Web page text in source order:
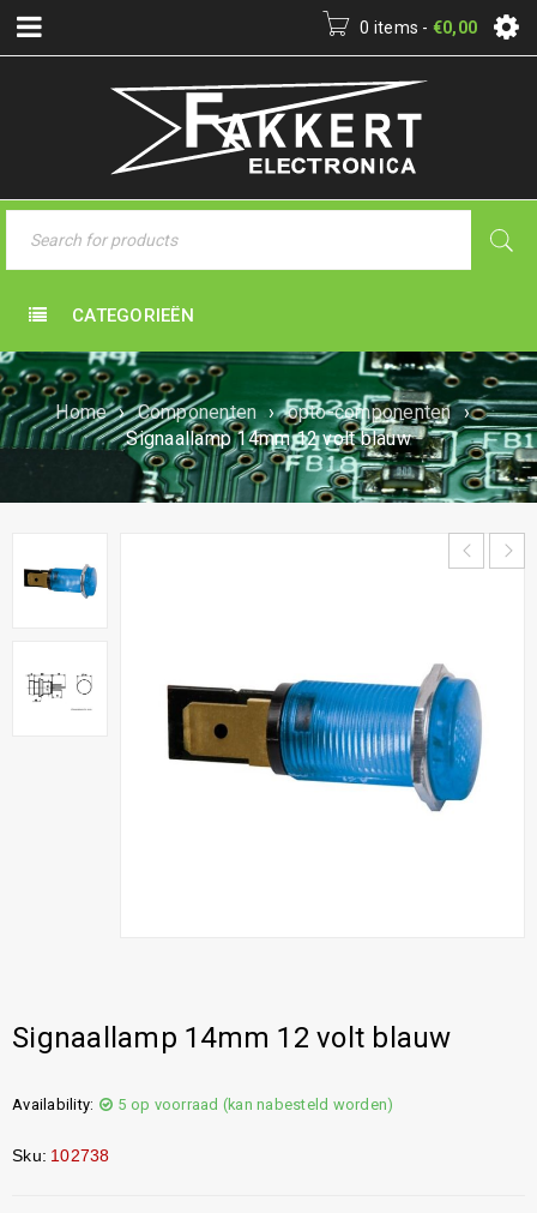
0 items - €0,00
CATEGORIEËN
Home › Componenten › opto-componenten ›
Signaallamp 14mm 12 volt blauw
Signaallamp 14mm 12 volt blauw
Availability: 5 op voorraad (kan nabesteld worden)
Sku: 102738